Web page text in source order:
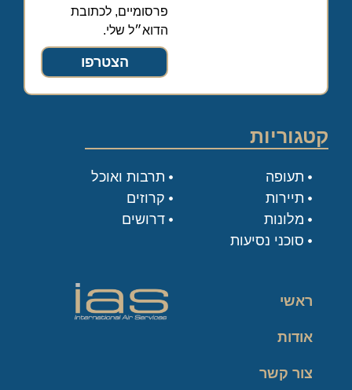
פרסומיים, לכתובת
הדוא״ל שלי.
הצטרפו
קטגוריות
תעופה
תיירות
מלונות
סוכני נסיעות
תרבות ואוכל
קרוזים
דרושים
ראשי
אודות
צור קשר